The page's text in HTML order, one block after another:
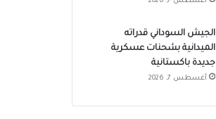
الجيش السوداني قدراته
الميدانية بشحنات عسكرية
جديدة باكستانية
أغسطس 7, 2026